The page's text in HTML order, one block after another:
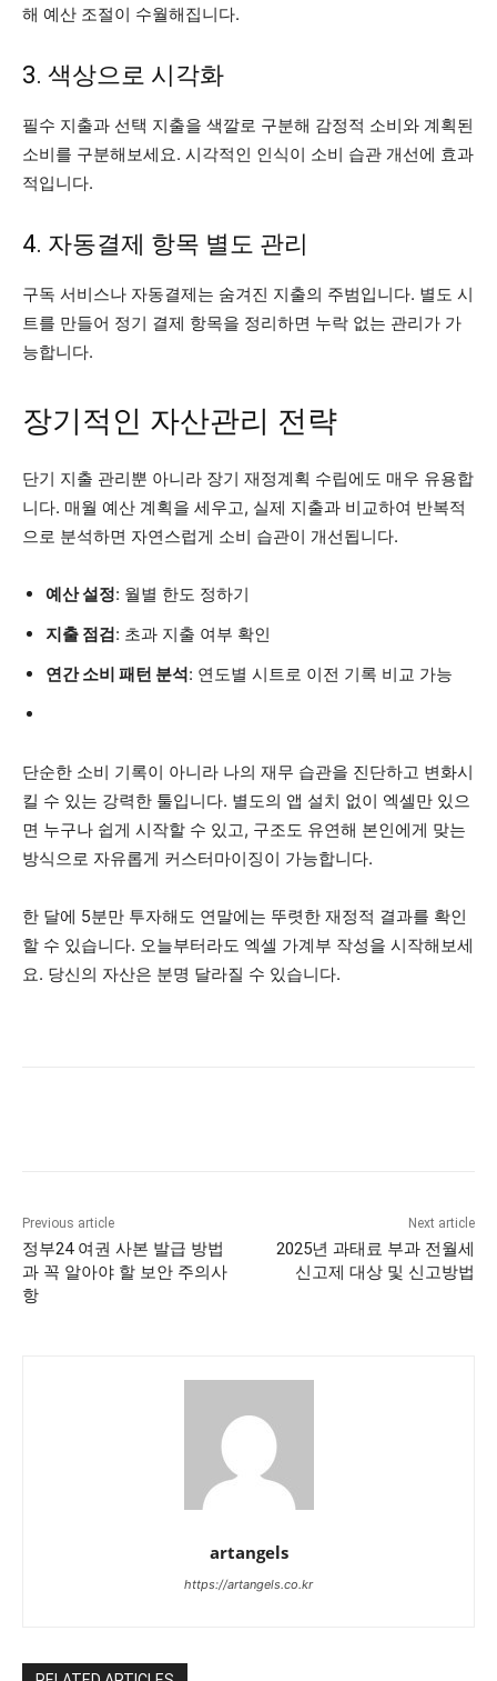
해 예산 조절이 수월해집니다.
3. 색상으로 시각화
필수 지출과 선택 지출을 색깔로 구분해 감정적 소비와 계획된
소비를 구분해보세요. 시각적인 인식이 소비 습관 개선에 효과
적입니다.
4. 자동결제 항목 별도 관리
구독 서비스나 자동결제는 숨겨진 지출의 주범입니다. 별도 시
트를 만들어 정기 결제 항목을 정리하면 누락 없는 관리가 가
능합니다.
장기적인 자산관리 전략
단기 지출 관리뿐 아니라 장기 재정계획 수립에도 매우 유용합
니다. 매월 예산 계획을 세우고, 실제 지출과 비교하여 반복적
으로 분석하면 자연스럽게 소비 습관이 개선됩니다.
예산 설정: 월별 한도 정하기
지출 점검: 초과 지출 여부 확인
연간 소비 패턴 분석: 연도별 시트로 이전 기록 비교 가능
단순한 소비 기록이 아니라 나의 재무 습관을 진단하고 변화시
킬 수 있는 강력한 툴입니다. 별도의 앱 설치 없이 엑셀만 있으
면 누구나 쉽게 시작할 수 있고, 구조도 유연해 본인에게 맞는
방식으로 자유롭게 커스터마이징이 가능합니다.
한 달에 5분만 투자해도 연말에는 뚜렷한 재정적 결과를 확인
할 수 있습니다. 오늘부터라도 엑셀 가계부 작성을 시작해보세
요. 당신의 자산은 분명 달라질 수 있습니다.
Previous article
정부24 여권 사본 발급 방법
과 꼭 알아야 할 보안 주의사
항
Next article
2025년 과태료 부과 전월세
신고제 대상 및 신고방법
artangels
https://artangels.co.kr